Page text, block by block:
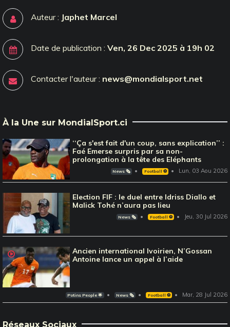
Auteur : Japhet Marcel
Date de publication : Ven, 26 Dec 2025 à 19h 02
Contacter l'auteur : news@mondialsport.net
À la Une sur MondialSport.ci
‘‘Ça s'est fait d'un coup, sans explication’’ :
Faé Emerse surpris par sa non-
prolongation à la tête des Eléphants
News 🗞️ Football ⚽️ Lun, 03 Aou 2026
Election FIF : le duel entre Idriss Diallo et
Malick Tohé n’aura pas lieu
News 🗞️ Football ⚽️ Jeu, 30 Jul 2026
Ancien international Ivoirien, N’Gossan
Antoine lance un appel à l’aide
Potins People 🌟 News 🗞️ Football ⚽️ Mar, 28 Jul 2026
Réseaux Sociaux